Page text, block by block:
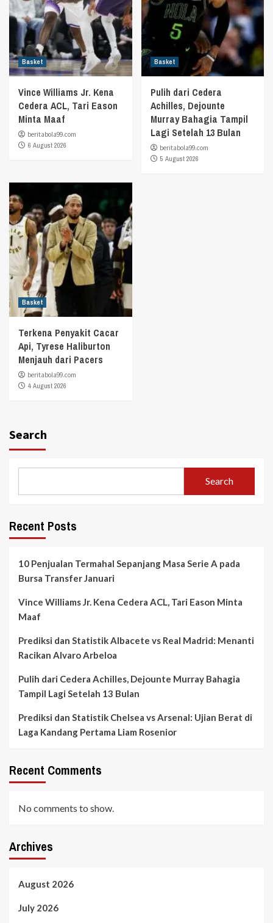
Basket
Vince Williams Jr. Kena
Cedera ACL, Tari Eason
Minta Maaf
beritabola99.com
6 August 2026
Basket
Pulih dari Cedera
Achilles, Dejounte
Murray Bahagia Tampil
Lagi Setelah 13 Bulan
beritabola99.com
5 August 2026
Basket
Terkena Penyakit Cacar
Api, Tyrese Haliburton
Menjauh dari Pacers
beritabola99.com
4 August 2026
Search
Search
Recent Posts
10 Penjualan Termahal Sepanjang Masa Serie A pada
Bursa Transfer Januari
Vince Williams Jr. Kena Cedera ACL, Tari Eason Minta
Maaf
Prediksi dan Statistik Albacete vs Real Madrid: Menanti
Racikan Alvaro Arbeloa
Pulih dari Cedera Achilles, Dejounte Murray Bahagia
Tampil Lagi Setelah 13 Bulan
Prediksi dan Statistik Chelsea vs Arsenal: Ujian Berat di
Laga Kandang Pertama Liam Rosenior
Recent Comments
No comments to show.
Archives
August 2026
July 2026